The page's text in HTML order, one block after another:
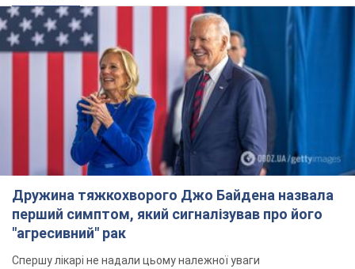
Дружина тяжкохворого Джо Байдена назвала
перший симптом, який сигналізував про його
"агресивний" рак
Спершу лікарі не надали цьому належної уваги